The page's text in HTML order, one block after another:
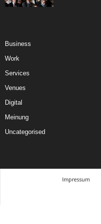
Business
Work
Services
Venues
Digital
Meinung
Uncategorised
Impressum